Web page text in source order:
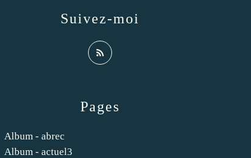
Pages
Album - abrec
Album - actuel3
Suivez-moi